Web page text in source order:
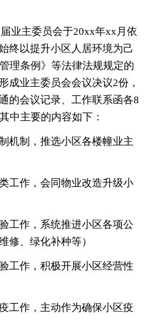
主委员会于20xx年xx月依
终以提升小区人居环境为己
理条例》等法律法规规定的
成业主委员会会议决议2份，
的会议记录、工作联系函各8
中主要的内容如下：
制，推选小区各楼幢业主
作，会同物业改造升级小
作，系统推进小区各项公
修、绿化补种等）
作，积极开展小区经营性
作，主动作为确保小区疫